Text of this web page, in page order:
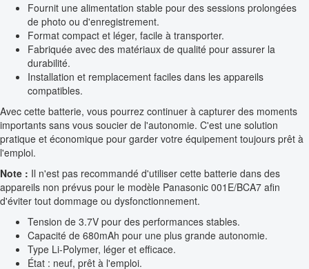
Fournit une alimentation stable pour des sessions prolongées
de photo ou d'enregistrement.
Format compact et léger, facile à transporter.
Fabriquée avec des matériaux de qualité pour assurer la
durabilité.
Installation et remplacement faciles dans les appareils
compatibles.
Avec cette batterie, vous pourrez continuer à capturer des moments
importants sans vous soucier de l'autonomie. C'est une solution
pratique et économique pour garder votre équipement toujours prêt à
l'emploi.
Note : Il n'est pas recommandé d'utiliser cette batterie dans des
appareils non prévus pour le modèle Panasonic 001E/BCA7 afin
d'éviter tout dommage ou dysfonctionnement.
Tension de 3.7V pour des performances stables.
Capacité de 680mAh pour une plus grande autonomie.
Type Li-Polymer, léger et efficace.
État : neuf, prêt à l'emploi.